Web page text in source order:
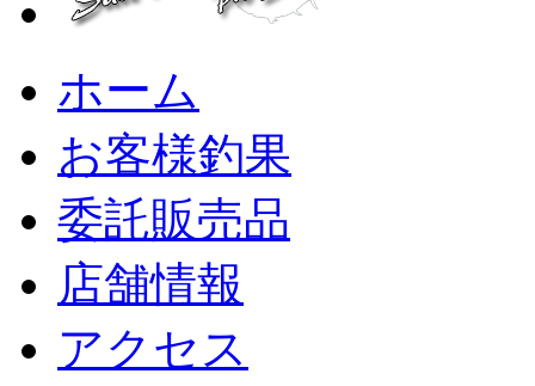
ホーム
お客様釣果
委託販売品
店舗情報
アクセス